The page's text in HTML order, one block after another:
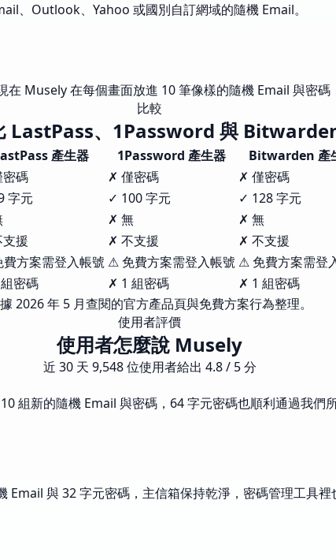
、Outlook、Yahoo 或國別自訂網域的隨機 Email。
在 Musely 在每個畫面放進 10 筆像樣的隨機 Email 與密碼
比較
LastPass、1Password 與
產生器 1Password 產生器
Bitwarden 產
碼 ✗ 僅密碼
✗ 僅密碼
字元 ✓ 100 字元
✓ 128 字元
✗ 無
✗ 無
援 ✗ 不支援
✗ 不支援
方案需登入帳號 ⚠ 免費方案需登入帳號 ⚠ 免費方案需登
密碼 ✗ 1 組密碼
✗ 1 組密碼
2026 年 5 月查閱的官方產品頁與免費方案行為整理。
使用者評價
使用者怎麼說 Musely
近 30 天 9,548 位使用者給出 4.8 / 5 分
組新的隨機 Email 與密碼，64 字元密碼也順利通過我們所
與 32 字元密碼，主信箱保持乾淨，密碼管理工具裡